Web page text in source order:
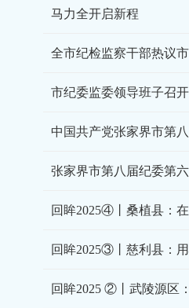
马力全开启新程
全市纪检监察干部热议
市纪委监委领导班子召
中国共产党张家界市第
张家界市第八届纪委第
回眸2025④丨桑植县：
回眸2025③丨慈利县：
回眸2025 ②丨武陵源区